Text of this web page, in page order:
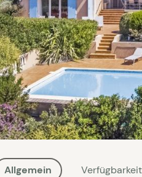
Allgemein